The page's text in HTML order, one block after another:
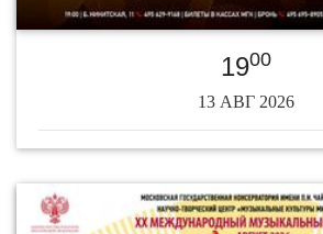
1900
13 АВГ 2026